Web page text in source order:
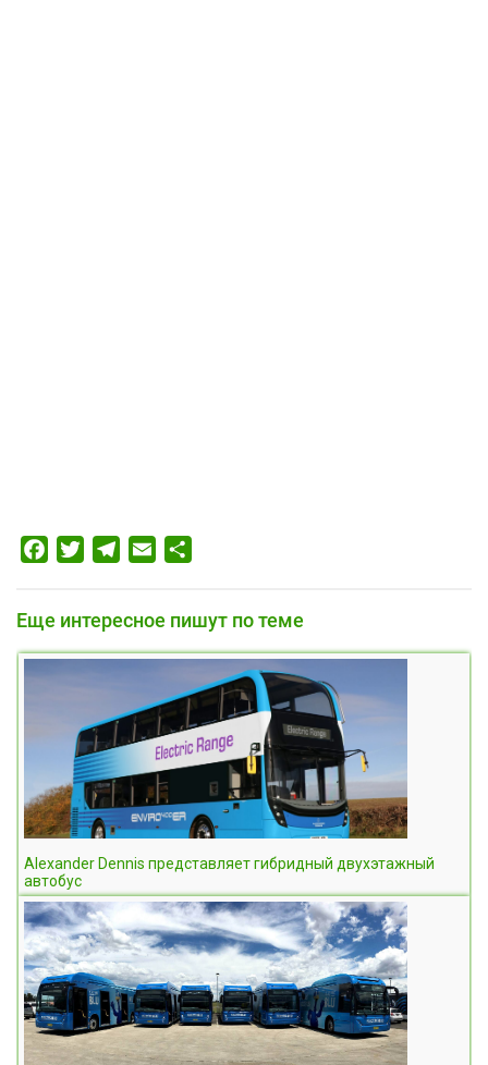
FacebookTwitterTelegram
Email
Еще интересное пишут по теме
Alexander Dennis представляет гибридный двухэтажный
автобус